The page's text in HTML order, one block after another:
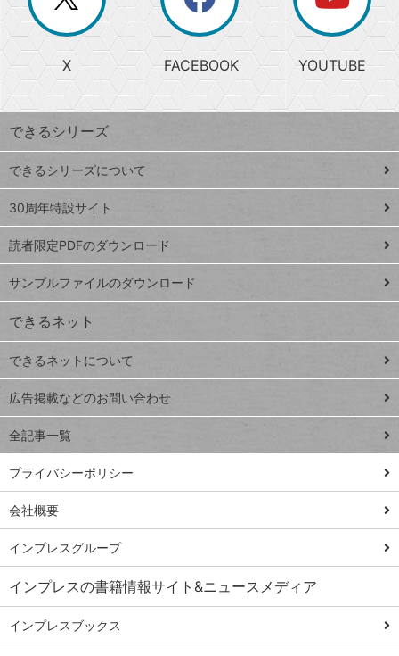
じ
る
search
検
索
上
昇
ワ
ー
ド
Google
スプレ
ッドシ
ート
iPhone
VLOOKUP
close
閉じ
る
閉
じ
る
か
ら
探
す
ト
ッ
プ
ペ
ジ
連載
Excel Q&A
トイアンナ流仕
事術
ではじめる業務
の完全自動化
AI議事録作成術
Windows 11
Q&A
Teams踏み込み
活用術
Excel講師の仕事
X FACEBOOK YOUTUBE
できるシリーズ
できるシリーズについて
30周年特設サイト
読者限定PDFのダウンロード
サンプルファイルのダウンロード
できるネット
できるネットについて
広告掲載などのお問い合わせ
全記事一覧
プライバシーポリシー
会社概要
インプレスグループ
インプレスの書籍情報サイト&ニュースメディア
インプレスブックス